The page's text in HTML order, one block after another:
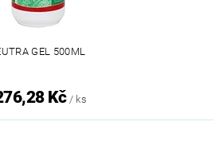
GEL 500ML
Kč / ks